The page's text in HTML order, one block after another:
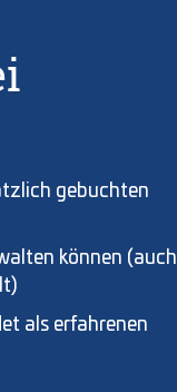
gebuchten
können (auch
als erfahrenen